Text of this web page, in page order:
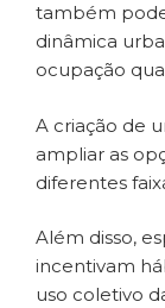
também
dinâmica
ocupação
A criação de
ampliar as
diferentes
Além disso,
incentivam
uso coletivo